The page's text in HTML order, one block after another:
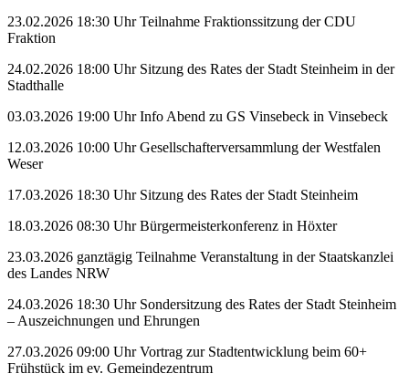
23.02.2026 18:30 Uhr Teilnahme Fraktionssitzung der CDU
Fraktion
24.02.2026 18:00 Uhr Sitzung des Rates der Stadt Steinheim in der
Stadthalle
03.03.2026 19:00 Uhr Info Abend zu GS Vinsebeck in Vinsebeck
12.03.2026 10:00 Uhr Gesellschafterversammlung der Westfalen
Weser
17.03.2026 18:30 Uhr Sitzung des Rates der Stadt Steinheim
18.03.2026 08:30 Uhr Bürgermeisterkonferenz in Höxter
23.03.2026 ganztägig Teilnahme Veranstaltung in der Staatskanzlei
des Landes NRW
24.03.2026 18:30 Uhr Sondersitzung des Rates der Stadt Steinheim
– Auszeichnungen und Ehrungen
27.03.2026 09:00 Uhr Vortrag zur Stadtentwicklung beim 60+
Frühstück im ev. Gemeindezentrum